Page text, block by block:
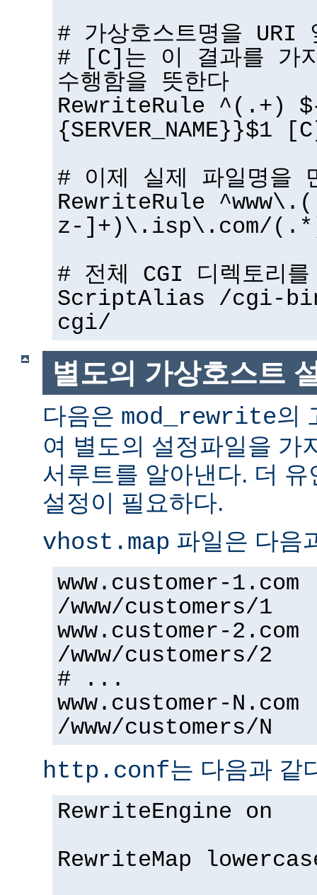
# 가상호스트명을 URI
# [C]는 이 결과를 가
수행함을 뜻한다
RewriteRule ^(.+)
{SERVER_NAME}}$1
# 이제 실제 파일명을
RewriteRule
z-]+)\.isp\.com/(.*)
# 전체 CGI 디렉토리를
ScriptAlias /cgi-
cgi/
별도의 가상호스트
다음은 mod_rewrite의
여 별도의 설정파일을 가
서루트를 알아낸다. 더
설정이 필요하다.
vhost.map 파일은 다음
www.customer-1.com
/www/customers/1
www.customer-2.com
/www/customers/2
# ...
www.customer-N.com
/www/customers/N
http.conf는 다음과 같
RewriteEngine on
RewriteMap